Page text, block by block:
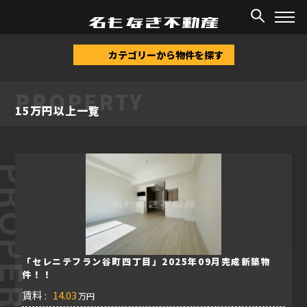
物件情報/15万円以上
カテゴリーから物件を探す
PROPERTY
15万円以上一覧
「セレニテフラン谷町四丁目」2025年09月完成新築物
件！！
賃料 : 14.03 万円